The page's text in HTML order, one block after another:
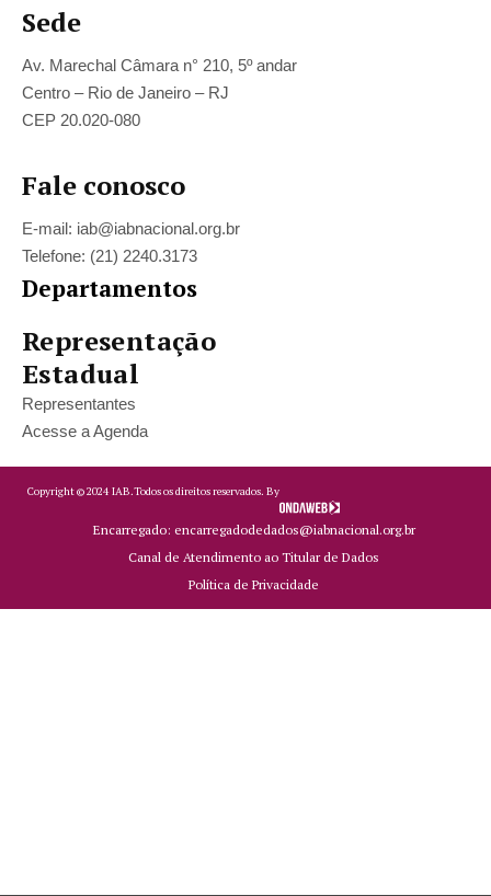
Sede
Av. Marechal Câmara n° 210, 5º andar
Centro – Rio de Janeiro – RJ
CEP 20.020-080
Fale conosco
E-mail: iab@iabnacional.org.br
Telefone: (21) 2240.3173
Departamentos
Representação
Estadual
Representantes
Acesse a Agenda
Copyright ©2024 IAB.Todos os direitos reservados. By
Encarregado: encarregadodedados@iabnacional.org.br
Canal de Atendimento ao Titular de Dados
Política de Privacidade